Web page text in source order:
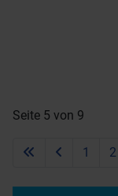
Seite 5 von 9
1 2